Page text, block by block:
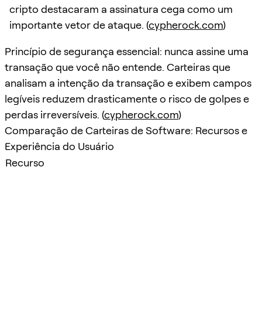
cripto destacaram a assinatura cega como um
importante vetor de ataque. (cypherock.com)
Princípio de segurança essencial: nunca assine uma
transação que você não entende. Carteiras que
analisam a intenção da transação e exibem campos
legíveis reduzem drasticamente o risco de golpes e
perdas irreversíveis. (cypherock.com)
Comparação de Carteiras de Software: Recursos e
Experiência do Usuário
Recurso